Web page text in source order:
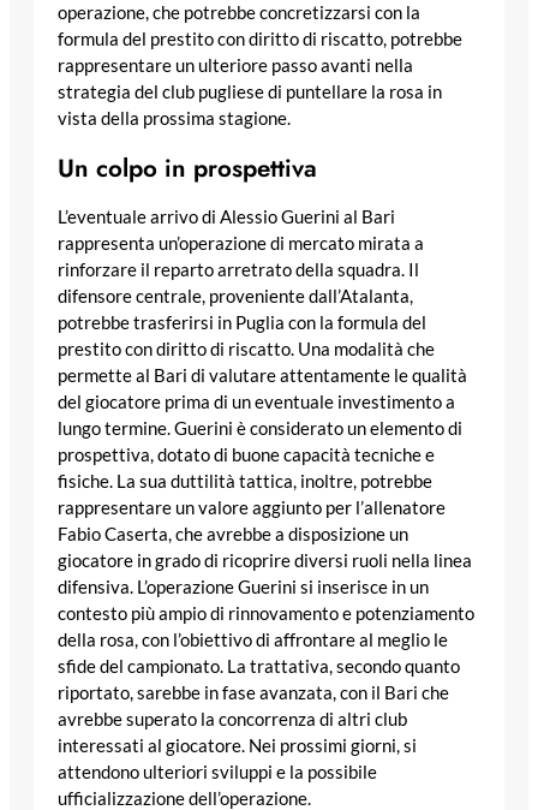
operazione, che potrebbe concretizzarsi con la
formula del prestito con diritto di riscatto, potrebbe
rappresentare un ulteriore passo avanti nella
strategia del club pugliese di puntellare la rosa in
vista della prossima stagione.
Un colpo in prospettiva
L’eventuale arrivo di Alessio Guerini al Bari
rappresenta un’operazione di mercato mirata a
rinforzare il reparto arretrato della squadra. Il
difensore centrale, proveniente dall’Atalanta,
potrebbe trasferirsi in Puglia con la formula del
prestito con diritto di riscatto. Una modalità che
permette al Bari di valutare attentamente le qualità
del giocatore prima di un eventuale investimento a
lungo termine. Guerini è considerato un elemento di
prospettiva, dotato di buone capacità tecniche e
fisiche. La sua duttilità tattica, inoltre, potrebbe
rappresentare un valore aggiunto per l’allenatore
Fabio Caserta, che avrebbe a disposizione un
giocatore in grado di ricoprire diversi ruoli nella linea
difensiva. L’operazione Guerini si inserisce in un
contesto più ampio di rinnovamento e potenziamento
della rosa, con l’obiettivo di affrontare al meglio le
sfide del campionato. La trattativa, secondo quanto
riportato, sarebbe in fase avanzata, con il Bari che
avrebbe superato la concorrenza di altri club
interessati al giocatore. Nei prossimi giorni, si
attendono ulteriori sviluppi e la possibile
ufficializzazione dell’operazione.